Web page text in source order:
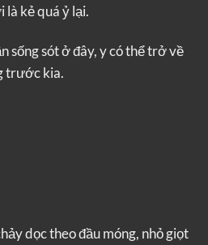
là kẻ quá ỷ lại.
sống sót ở đây, y có thể trở về
trước kia.
dọc theo đầu móng, nhỏ giọt